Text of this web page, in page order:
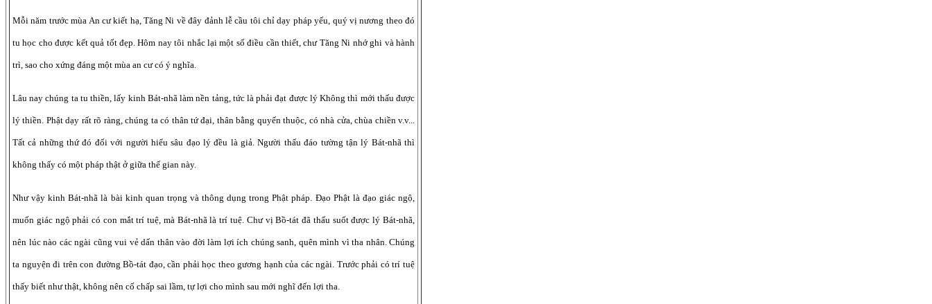
Mỗi năm trước mùa An cư kiết hạ, Tăng Ni về đây đảnh lễ cầu tôi chỉ dạy pháp yếu, quý vị nương theo đó
tu học cho được kết quả tốt đẹp. Hôm nay tôi nhắc lại một số điều cần thiết, chư Tăng Ni nhớ ghi và hành
trì, sao cho xứng đáng một mùa an cư có ý nghĩa.
Lâu nay chúng ta tu thiền, lấy kinh Bát-nhã làm nền tảng, tức là phải đạt được lý Không thì mới thấu được
lý thiền. Phật dạy rất rõ ràng, chúng ta có thân tứ đại, thân bằng quyến thuộc, có nhà cửa, chùa chiền v.v...
Tất cả những thứ đó đối với người hiểu sâu đạo lý đều là giả. Người thấu đáo tường tận lý Bát-nhã thì
không thấy có một pháp thật ở giữa thế gian này.
Như vậy kinh Bát-nhã là bài kinh quan trọng và thông dụng trong Phật pháp. Đạo Phật là đạo giác ngộ,
muốn giác ngộ phải có con mắt trí tuệ, mà Bát-nhã là trí tuệ. Chư vị Bồ-tát đã thấu suốt được lý Bát-nhã,
nên lúc nào các ngài cũng vui vẻ dấn thân vào đời làm lợi ích chúng sanh, quên mình vì tha nhân. Chúng
ta nguyện đi trên con đường Bồ-tát đạo, cần phải học theo gương hạnh của các ngài. Trước phải có trí tuệ
thấy biết như thật, không nên cố chấp sai lầm, tự lợi cho mình sau mới nghĩ đến lợi tha.